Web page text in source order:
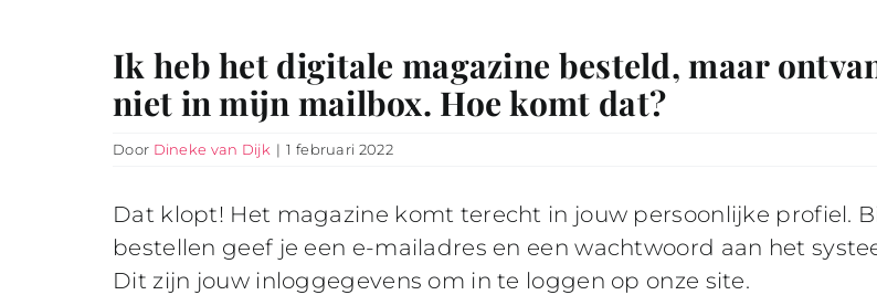
Ik heb het digitale magazine besteld, maar
niet in mijn mailbox. Hoe komt dat?
Door Dineke van Dijk | 1 februari 2022
Dat klopt! Het magazine komt terecht in jouw persoonlijke profiel.
bestellen geef je een e-mailadres en een wachtwoord aan het
Dit zijn jouw inloggegevens om in te loggen op onze site.